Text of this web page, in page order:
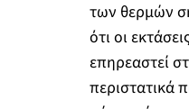
των θερμών
ότι οι
επηρεαστεί
περιστατικά